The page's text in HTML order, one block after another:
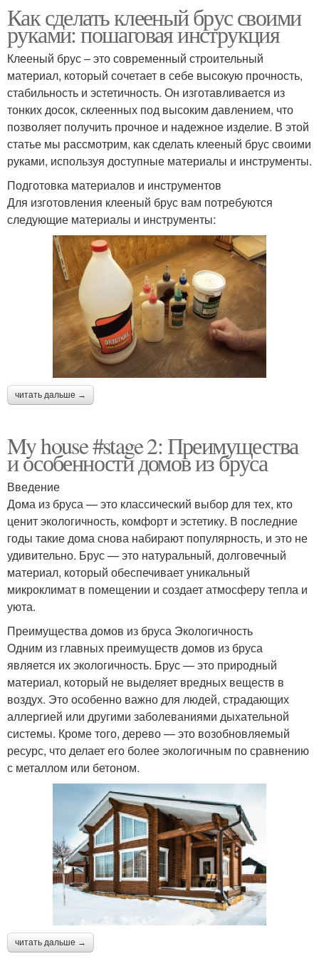
Как сделать клееный брус своими
руками: пошаговая инструкция
Клееный брус – это современный строительный
материал, который сочетает в себе высокую прочность,
стабильность и эстетичность. Он изготавливается из
тонких досок, склеенных под высоким давлением, что
позволяет получить прочное и надежное изделие. В этой
статье мы рассмотрим, как сделать клееный брус своими
руками, используя доступные материалы и инструменты.
Подготовка материалов и инструментов
Для изготовления клееный брус вам потребуются
следующие материалы и инструменты:
читать дальше →
My house #stage 2: Преимущества
и особенности домов из бруса
Введение
Дома из бруса — это классический выбор для тех, кто
ценит экологичность, комфорт и эстетику. В последние
годы такие дома снова набирают популярность, и это не
удивительно. Брус — это натуральный, долговечный
материал, который обеспечивает уникальный
микроклимат в помещении и создает атмосферу тепла и
уюта.
Преимущества домов из бруса Экологичность
Одним из главных преимуществ домов из бруса
является их экологичность. Брус — это природный
материал, который не выделяет вредных веществ в
воздух. Это особенно важно для людей, страдающих
аллергией или другими заболеваниями дыхательной
системы. Кроме того, дерево — это возобновляемый
ресурс, что делает его более экологичным по сравнению
с металлом или бетоном.
читать дальше →